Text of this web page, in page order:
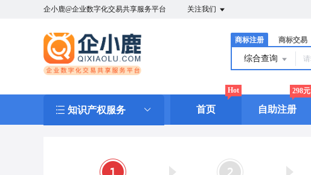
企小鹿@企业数字化交易共享服务平台 关注我们
商标注册 商标交易
综合查询
知识产权服务 首页
Hot
自助注册
298元